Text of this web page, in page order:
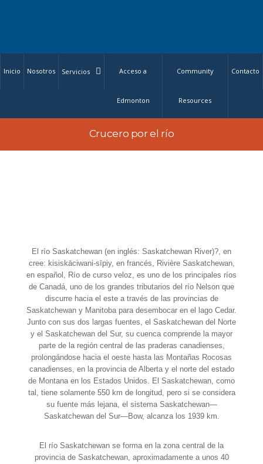
Inicio Nosotros Servicios Acceso a
Edmonton
Community
Resources
Contacto
Crucero por el río
El río Saskatchewan (en inglés: Saskatchewan River)?, en
cree: kisiskāciwani-sīpiy, en francés, Rivière Saskatchewan,
en español, Río de curso veloz, es uno de los principales ríos
de Canadá, uno de los grandes tributarios del río Nelson que
discurre hacia el este a través de las provincias de
Saskatchewan y Manitoba para desembocar en el lago Cedar.
Junto con sus dos largas fuentes, el Saskatchewan del Norte
y el Saskatchewan del Sur, su cuenca comprende la mayor
parte de la región central de las praderas canadienses,
prolongándose hacia el oeste hasta las Montañas Rocosas
canadienses, en la provincia de Alberta y el norte del estado
de Montana en los Estados Unidos. El Saskatchewan, como
tal, tiene solamente 550 km de longitud, pero si se considera
su fuente más lejana, el sistema Saskatchewan—
Saskatchewan del Sur—Bow, alcanza los 1939 km.
El río Saskatchewan se forma en la zona central de la
provincia de Saskatchewan, aproximadamente a unos 40